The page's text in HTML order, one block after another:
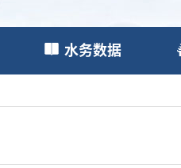
水务数据